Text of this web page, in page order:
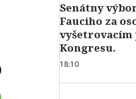
Senátny
Fauciho za
vyšetrovacím
Kongresu.
18:10